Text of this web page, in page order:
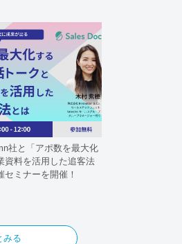
社と「アポ数を最大化
資料を活用した追客法
ミナーを開催！
みる